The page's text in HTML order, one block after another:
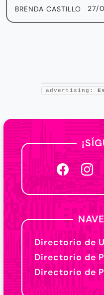
BRENDA CASTILLO 27/
advertising:
Directorio de
Directorio de
Directorio de